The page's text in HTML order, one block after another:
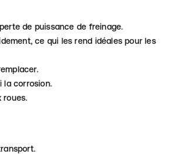
de puissance de freinage.
ce qui les rend idéales pour les
la corrosion.
roues.